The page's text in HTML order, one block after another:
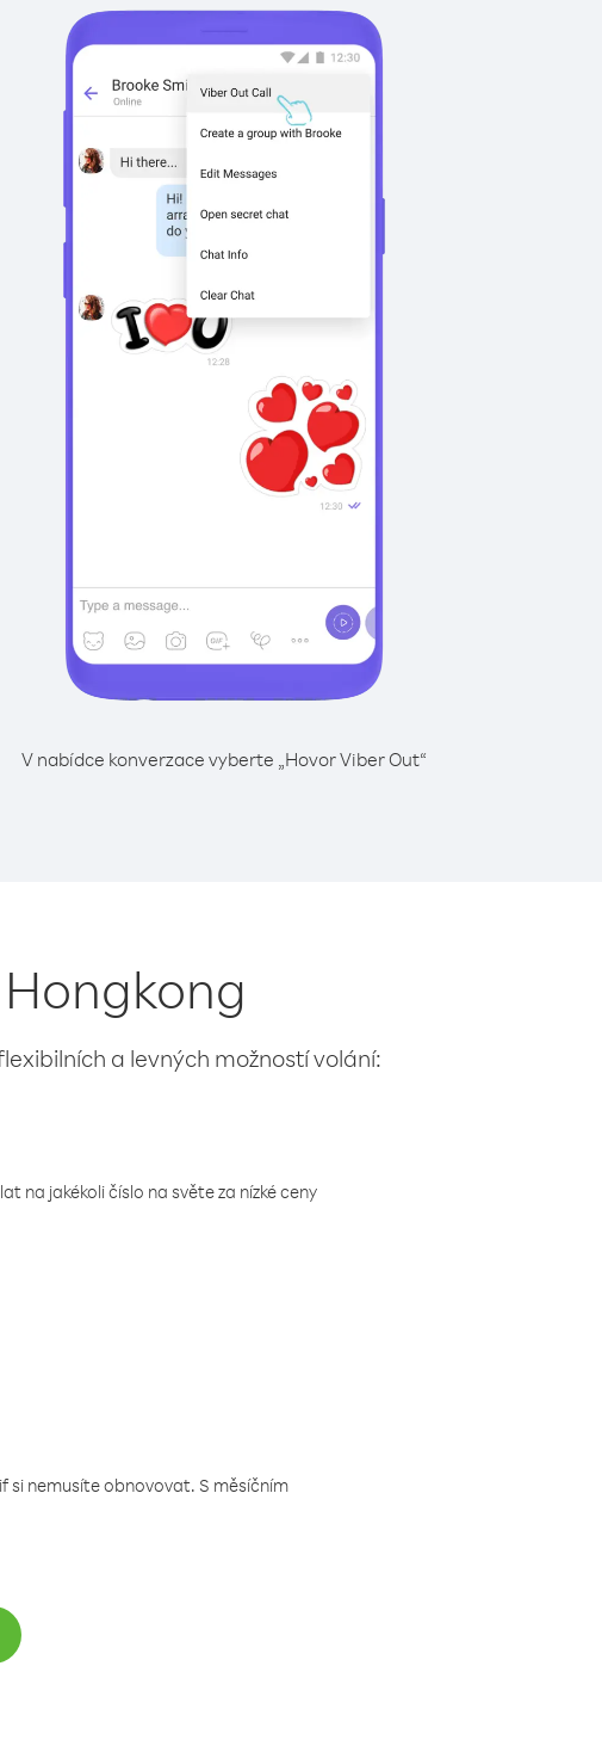
V nabídce konverzace vyberte „Hovor Viber Out“
a levných možností volání:
na jakékoli číslo na světe za nízké ceny
si nemusíte obnovovat. S měsíčním